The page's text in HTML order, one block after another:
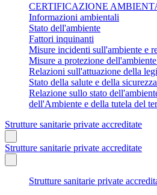
CERTIFICAZIONE
Informazioni ambientali
Stato dell'ambiente
Fattori inquinanti
Misure incidenti sull'ambiente e
Misure a protezione
Relazioni sull'attuazione della
Stato della salute e della
Relazione sullo stato
dell'Ambiente e della tutela del
Strutture sanitarie private accreditate
Strutture sanitarie private accreditate
Strutture sanitarie private